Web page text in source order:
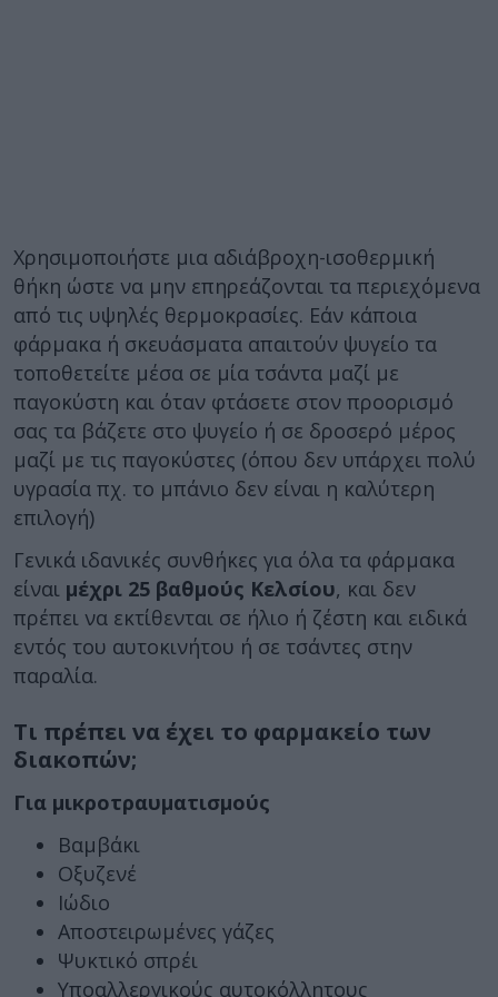
Χρησιμοποιήστε μια αδιάβροχη-ισοθερμική
θήκη ώστε να μην επηρεάζονται τα περιεχόμενα
από τις υψηλές θερμοκρασίες. Εάν κάποια
φάρμακα ή σκευάσματα απαιτούν ψυγείο τα
τοποθετείτε μέσα σε μία τσάντα μαζί με
παγοκύστη και όταν φτάσετε στον προορισμό
σας τα βάζετε στο ψυγείο ή σε δροσερό μέρος
μαζί με τις παγοκύστες (όπου δεν υπάρχει πολύ
υγρασία πχ. το μπάνιο δεν είναι η καλύτερη
επιλογή)
Γενικά ιδανικές συνθήκες για όλα τα φάρμακα
είναι μέχρι 25 βαθμούς Κελσίου, και δεν
πρέπει να εκτίθενται σε ήλιο ή ζέστη και ειδικά
εντός του αυτοκινήτου ή σε τσάντες στην
παραλία.
Τι πρέπει να έχει το φαρμακείο των
διακοπών;
Για μικροτραυματισμούς
Βαμβάκι
Οξυζενέ
Ιώδιο
Αποστειρωμένες γάζες
Ψυκτικό σπρέι
Υποαλλεργικούς αυτοκόλλητους